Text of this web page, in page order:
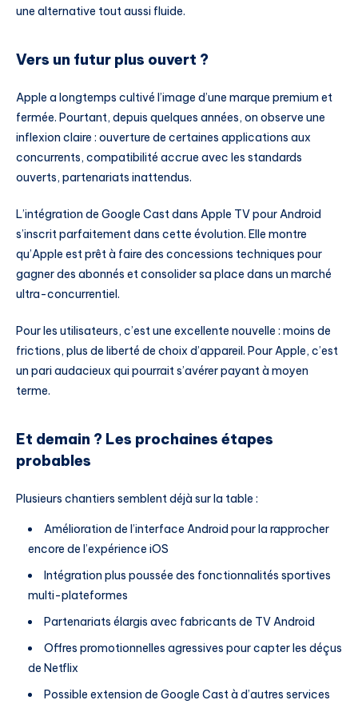
une alternative tout aussi fluide.
Vers un futur plus ouvert ?
Apple a longtemps cultivé l’image d’une marque premium et
fermée. Pourtant, depuis quelques années, on observe une
inflexion claire : ouverture de certaines applications aux
concurrents, compatibilité accrue avec les standards
ouverts, partenariats inattendus.
L’intégration de Google Cast dans Apple TV pour Android
s’inscrit parfaitement dans cette évolution. Elle montre
qu’Apple est prêt à faire des concessions techniques pour
gagner des abonnés et consolider sa place dans un marché
ultra-concurrentiel.
Pour les utilisateurs, c’est une excellente nouvelle : moins de
frictions, plus de liberté de choix d’appareil. Pour Apple, c’est
un pari audacieux qui pourrait s’avérer payant à moyen
terme.
Et demain ? Les prochaines étapes
probables
Plusieurs chantiers semblent déjà sur la table :
Amélioration de l’interface Android pour la rapprocher
encore de l’expérience iOS
Intégration plus poussée des fonctionnalités sportives
multi-plateformes
Partenariats élargis avec fabricants de TV Android
Offres promotionnelles agressives pour capter les déçus
de Netflix
Possible extension de Google Cast à d’autres services